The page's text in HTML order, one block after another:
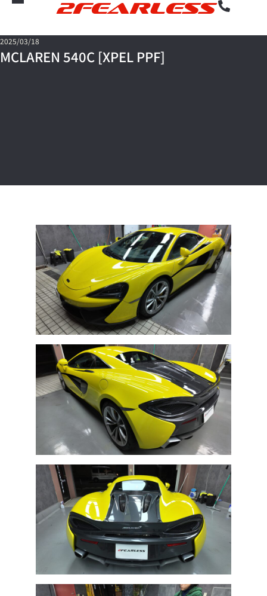
2FEARLESS
2025/03/18
MCLAREN 540C [XPEL PPF]